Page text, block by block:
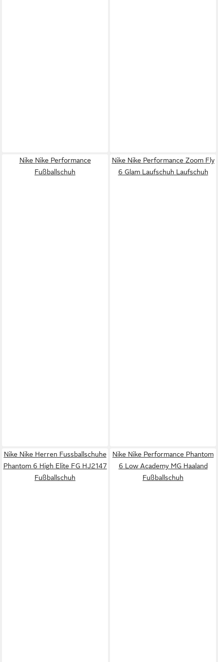
Nike Nike Performance
Fußballschuh
Nike Nike Performance Zoom Fly
6 Glam Laufschuh Laufschuh
Nike Nike Herren Fussballschuhe
Phantom 6 High Elite FG HJ2147
Fußballschuh
Nike Nike Performance Phantom
6 Low Academy MG Haaland
Fußballschuh